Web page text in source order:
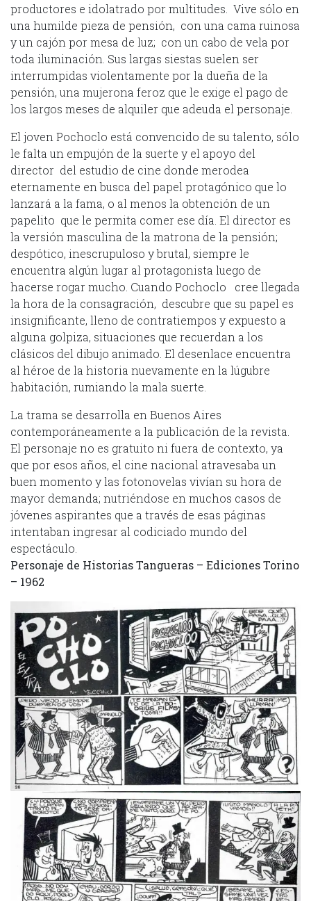
productores e idolatrado por multitudes. Vive sólo en
una humilde pieza de pensión, con una cama ruinosa
y un cajón por mesa de luz; con un cabo de vela por
toda iluminación. Sus largas siestas suelen ser
interrumpidas violentamente por la dueña de la
pensión, una mujerona feroz que le exige el pago de
los largos meses de alquiler que adeuda el personaje.
El joven Pochoclo está convencido de su talento, sólo
le falta un empujón de la suerte y el apoyo del
director del estudio de cine donde merodea
eternamente en busca del papel protagónico que lo
lanzará a la fama, o al menos la obtención de un
papelito que le permita comer ese día. El director es
la versión masculina de la matrona de la pensión;
despótico, inescrupuloso y brutal, siempre le
encuentra algún lugar al protagonista luego de
hacerse rogar mucho. Cuando Pochoclo cree llegada
la hora de la consagración, descubre que su papel es
insignificante, lleno de contratiempos y expuesto a
alguna golpiza, situaciones que recuerdan a los
clásicos del dibujo animado. El desenlace encuentra
al héroe de la historia nuevamente en la lúgubre
habitación, rumiando la mala suerte.
La trama se desarrolla en Buenos Aires
contemporáneamente a la publicación de la revista.
El personaje no es gratuito ni fuera de contexto, ya
que por esos años, el cine nacional atravesaba un
buen momento y las fotonovelas vivían su hora de
mayor demanda; nutriéndose en muchos casos de
jóvenes aspirantes que a través de esas páginas
intentaban ingresar al codiciado mundo del
espectáculo.
Personaje de Historias Tangueras – Ediciones Torino
– 1962